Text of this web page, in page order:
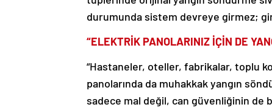
durumunda sistem devreye girmez;
“ELEKTRİK PANOLARINIZ İÇİN DE
“Hastaneler, oteller, fabrikalar, toplu
panolarında da muhakkak yangın
sadece mal değil, can güvenliğinin de